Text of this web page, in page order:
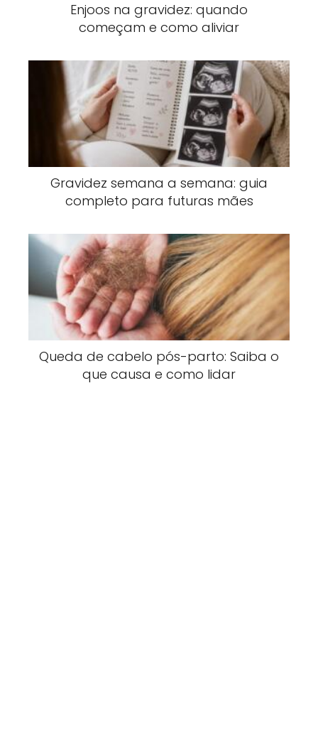
Enjoos na gravidez: quando
começam e como aliviar
Gravidez semana a semana: guia
completo para futuras mães
Queda de cabelo pós-parto: Saiba o
que causa e como lidar